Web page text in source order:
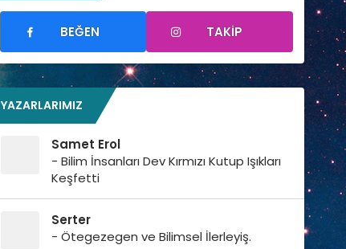
BEĞEN TAKIP
YAZARLARIMIZ
Samet Erol
- Bilim İnsanları Dev Kırmızı Kutup Işıkları
Keşfetti
Serter
- Ötegezegen ve Bilimsel İlerleyiş.